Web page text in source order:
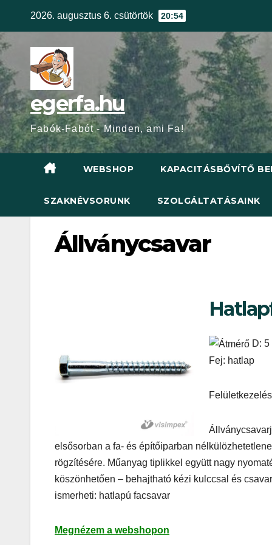
content
2026. augusztus 6. csütörtök 20:54
egerfa.hu
Fabók-Fabót - Minden, ami Fa!
WEBSHOP KAPACITÁSBŐVÍTŐ
SZAKNÉVSORUNK SZOLGÁLTATÁSAINK
Állványcsavar
D:
Fej: hatlap
elsősorban a fa- és építőiparban
rögzítésére. Műanyag tiplikkel együtt nagy
köszönhetően – behajtható kézi kulccsal és
ismerheti: hatlapú facsavar
Megnézem a webshopon